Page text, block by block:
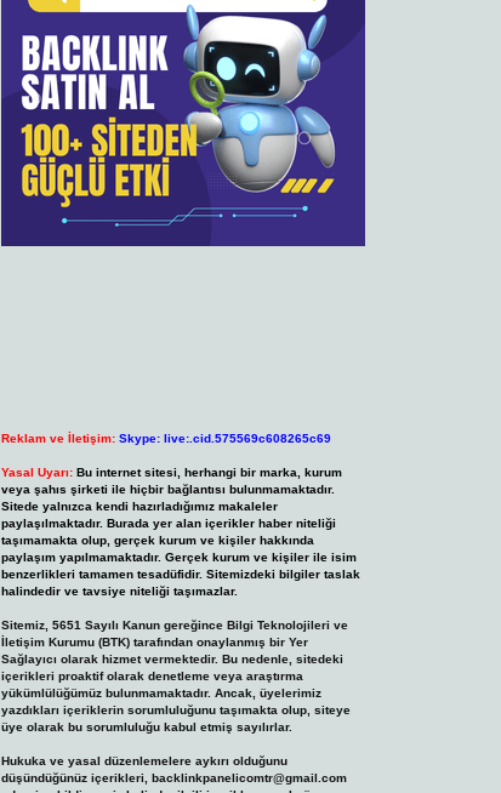
Reklam ve İletişim: Skype: live:.cid.575569c608265c69
Yasal Uyarı: Bu internet sitesi, herhangi bir marka, kurum
veya şahıs şirketi ile hiçbir bağlantısı bulunmamaktadır.
Sitede yalnızca kendi hazırladığımız makaleler
paylaşılmaktadır. Burada yer alan içerikler haber niteliği
taşımamakta olup, gerçek kurum ve kişiler hakkında
paylaşım yapılmamaktadır. Gerçek kurum ve kişiler ile isim
benzerlikleri tamamen tesadüfidir. Sitemizdeki bilgiler taslak
halindedir ve tavsiye niteliği taşımazlar.
Sitemiz, 5651 Sayılı Kanun gereğince Bilgi Teknolojileri ve
İletişim Kurumu (BTK) tarafından onaylanmış bir Yer
Sağlayıcı olarak hizmet vermektedir. Bu nedenle, sitedeki
içerikleri proaktif olarak denetleme veya araştırma
yükümlülüğümüz bulunmamaktadır. Ancak, üyelerimiz
yazdıkları içeriklerin sorumluluğunu taşımakta olup, siteye
üye olarak bu sorumluluğu kabul etmiş sayılırlar.
Hukuka ve yasal düzenlemelere aykırı olduğunu
düşündüğünüz içerikleri, backlinkpanelicomtr@gmail.com